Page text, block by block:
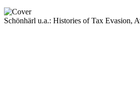
Schönhärl u.a.: Histories of Tax Evasion,